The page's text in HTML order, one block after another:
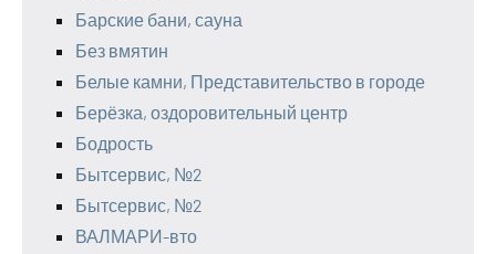
Барские бани, сауна
Без вмятин
Белые камни, Представительство в городе
Берёзка, оздоровительный центр
Бодрость
Бытсервис, №2
Бытсервис, №2
ВАЛМАРИ-вто